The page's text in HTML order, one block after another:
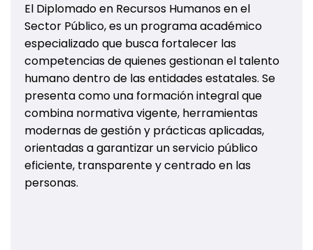
El Diplomado en Recursos Humanos en el
Sector Público, es un programa académico
especializado que busca fortalecer las
competencias de quienes gestionan el talento
humano dentro de las entidades estatales. Se
presenta como una formación integral que
combina normativa vigente, herramientas
modernas de gestión y prácticas aplicadas,
orientadas a garantizar un servicio público
eficiente, transparente y centrado en las
personas.